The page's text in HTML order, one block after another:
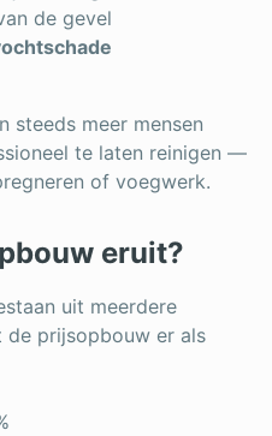
de gevel
steeds meer mensen
te laten reinigen —
of voegwerk.
eruit?
uit meerdere
de prijsopbouw er als